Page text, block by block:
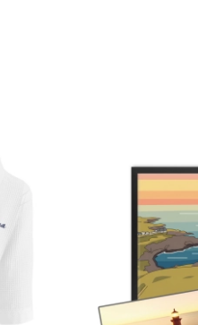
Anhänger